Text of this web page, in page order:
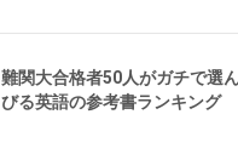
難関大合格者50人がガチで選
びる英語の参考書ランキング